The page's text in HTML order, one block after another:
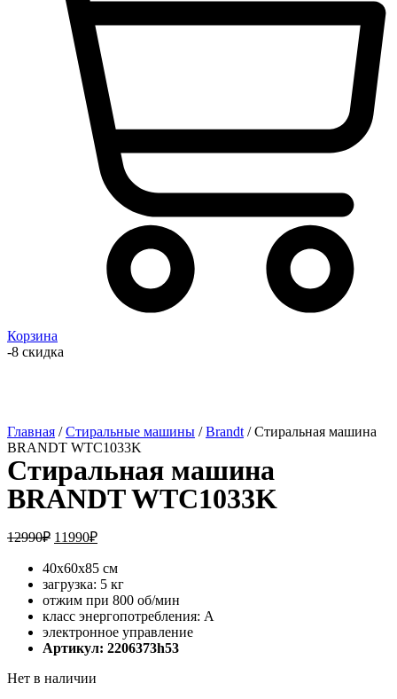
Корзина
-8 скидка
Главная /Стиральные машины /Brandt / Стиральная машина
BRANDT WTC1033K
Стиральная машина
BRANDT WTC1033K
12990₽ 11990₽
40x60x85 см
загрузка: 5 кг
отжим при 800 об/мин
класс энергопотребления: A
электронное управление
Артикул: 2206373h53
Нет в наличии